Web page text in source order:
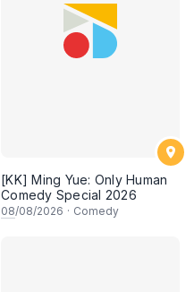
[KK] Ming Yue: Only Human
Comedy Special 2026
08/08/2026 · Comedy